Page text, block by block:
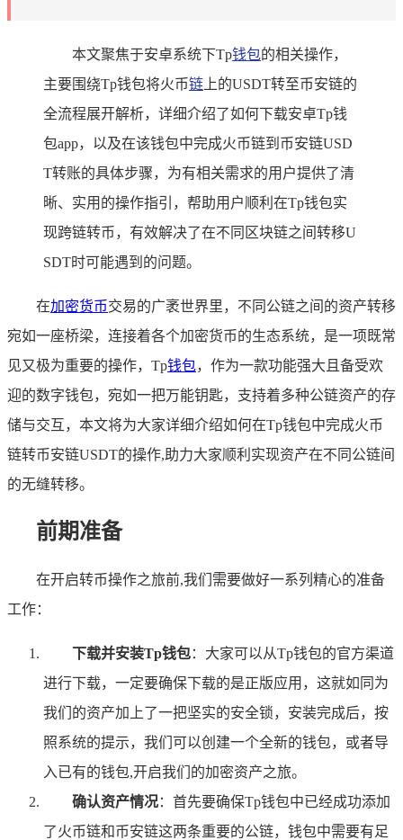
本文聚焦于安卓系统下Tp钱包的相关操作，
主要围绕Tp钱包将火币链 上的USDT转至币安链的
全流程展开解析，详细介绍了如何下载安卓Tp钱
包app，以及在该钱包中完成火币链到币安链USD
T转账的具体步骤，为有相关需求的用户提供了清
晰、实用的操作指引，帮助用户顺利在Tp钱包实
现跨链转币，有效解决了在不同区块链之间转移U
SDT时可能遇到的问题。
在加密货币交易的广袤世界里，不同公链之间的资产转移
宛如一座桥梁，连接着各个加密货币的生态系统，是一项既常
见又极为重要的操作，Tp钱包，作为一款功能强大且备受欢
迎的数字钱包，宛如一把万能钥匙，支持着多种公链资产的存
储与交互，本文将为大家详细介绍如何在Tp钱包中完成火币
链转币安链USDT的操作,助力大家顺利实现资产在不同公链间
的无缝转移。
前期准备
在开启转币操作之旅前,我们需要做好一系列精心的准备
工作：
下载并安装Tp钱包：大家可以从Tp钱包的官方渠道
进行下载，一定要确保下载的是正版应用，这就如同为
我们的资产加上了一把坚实的安全锁，安装完成后，按
照系统的提示，我们可以创建一个全新的钱包，或者导
入已有的钱包,开启我们的加密资产之旅。
确认资产情况：首先要确保Tp钱包中已经成功添加
了火币链和币安链这两条重要的公链，钱包中需要有足